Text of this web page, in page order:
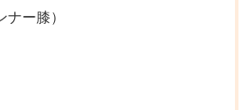
ナー膝）